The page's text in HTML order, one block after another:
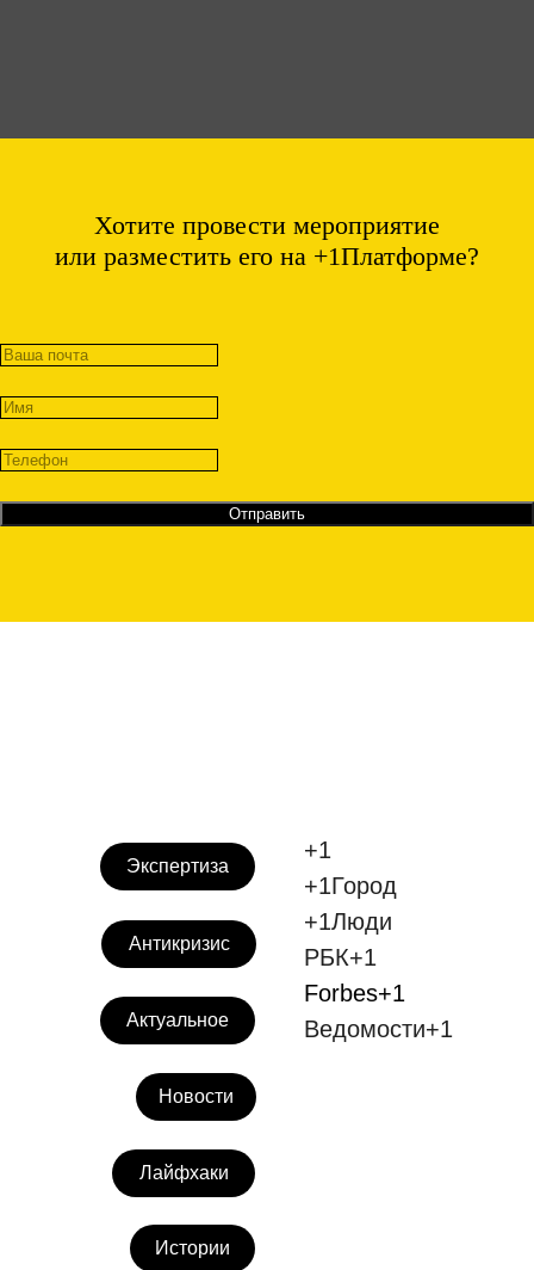
города
Конференция | Ассоциация менеджеров
культуры | 19-20 февраля, 12:00
Хотите провести мероприятие
или разместить его на +1Платформе?
Отправить
Экспертиза
Антикризис
Актуальное
Новости
Лайфхаки
Истории
+1
+1Город
+1Люди
РБК+1
Forbes+1
Ведомости+1